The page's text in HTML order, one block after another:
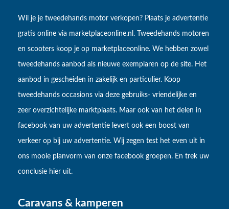
Wil je je tweedehands motor verkopen? Plaats je advertentie
gratis online via marketplaceonline.nl. Tweedehands motoren
en scooters koop je op marketplaceonline. We hebben zowel
tweedehands aanbod als nieuwe exemplaren op de site. Het
aanbod in gescheiden in zakelijk en particulier. Koop
tweedehands occasions via deze gebruiks- vriendelijke en
zeer overzichtelijke marktplaats. Maar ook van het delen in
facebook van uw advertentie levert ook een boost van
verkeer op bij uw advertentie. Wij zegen test het even uit in
ons mooie planvorm van onze facebook groepen. En trek uw
conclusie hier uit.
Caravans & kamperen